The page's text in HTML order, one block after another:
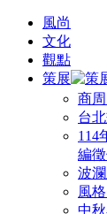
風尚
文化
觀點
策展
商
台
114
編
波
風
中